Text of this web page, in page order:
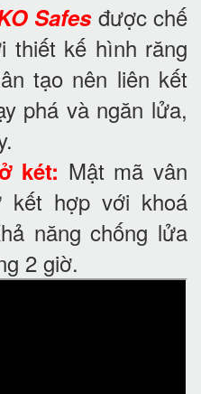
Safesđược chế
thiết kế hình răng
tạo nên liên kết
phá và ngăn lửa,
két: Mật mã vân
kết hợp với khoá
năng chống lửa
2 giờ.